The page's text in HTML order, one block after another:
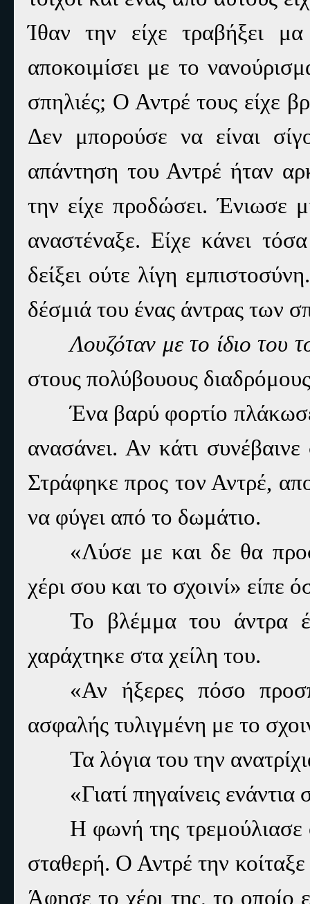
Ίθαν την είχε τραβήξει μα
αποκοιμίσει με το
σπηλιές; Ο Αντρέ τους είχε
Δεν μπορούσε να είναι
απάντηση του Αντρέ ήταν
την είχε προδώσει. Ένιωσε
αναστέναξε. Είχε κάνει
δείξει ούτε λίγη
δέσμιά του ένας άντρας των
Λουζόταν με το ίδιο του
στους πολύβουους
Ένα βαρύ φορτίο
ανασάνει. Αν κάτι
Στράφηκε προς τον Αντρέ,
να φύγει από το δωμάτιο.
«Λύσε με και δε θα
χέρι σου και το σχοινί» είπε
Το βλέμμα του άντρα
χαράχτηκε στα χείλη του.
«Αν ήξερες πόσο
ασφαλής τυλιγμένη με το
Τα λόγια του την
«Γιατί πηγαίνεις
Η φωνή της
σταθερή. Ο Αντρέ την
Άφησε το χέρι της, το οποίο